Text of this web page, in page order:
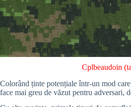
Cplbeaudoin (
Colorând ținte potențiale într-un mod
face mai greu de văzut pentru adversari,